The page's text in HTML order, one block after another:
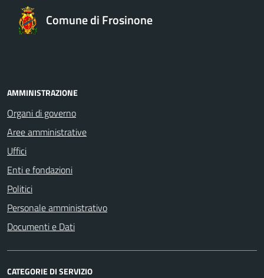
Comune di Frosinone
AMMINISTRAZIONE
Organi di governo
Aree amministrative
Uffici
Enti e fondazioni
Politici
Personale amministrativo
Documenti e Dati
CATEGORIE DI SERVIZIO